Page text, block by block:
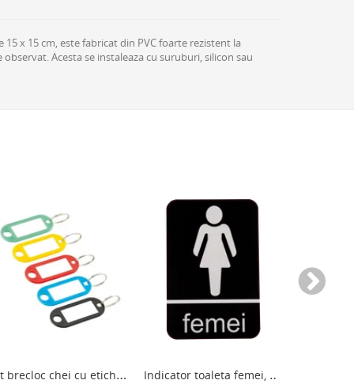
x 15 cm, este fabricat din PVC foarte rezistent la
Acesta se instaleaza cu suruburi, silicon sau
S
et brecloc chei cu eticheta, PVC, multicolor, 5 bucati I
ndicator toaleta femei, 10 x 14 cm